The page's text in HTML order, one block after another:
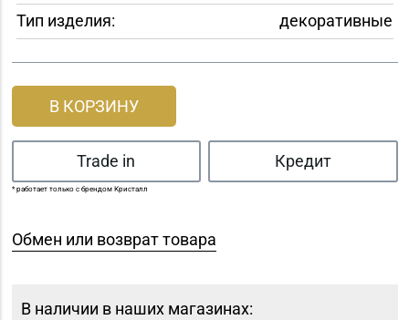
Тип изделия:
декоративные
В КОРЗИНУ
Trade in Кредит
* работает только с брендом Кристалл
Обмен или возврат товара
В наличии в наших магазинах: